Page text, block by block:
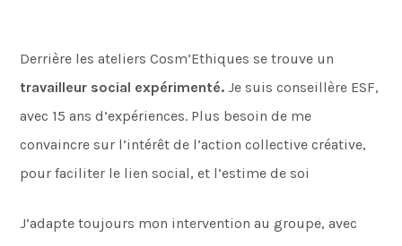
Derrière les ateliers Cosm’Ethiques se trouve un
travailleur social expérimenté. Je suis conseillère ESF,
avec 15 ans d’expériences. Plus besoin de me
convaincre sur l’intérêt de l’action collective créative,
pour faciliter le lien social, et l’estime de soi
J’adapte toujours mon intervention au groupe, avec